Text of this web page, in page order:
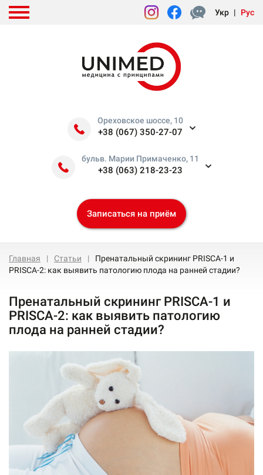
Укр | Рус
Ореховское шоссе, 10
+38 (067) 350-27-07
бульв. Марии Примаченко, 11
+38 (063) 218-23-23
Записаться на приём
Главная Статьи
Пренатальный скрининг PRISCA-1 и
PRISCA-2: как выявить патологию плода на ранней стадии?
Пренатальный скрининг PRISCA-1 и
PRISCA-2: как выявить патологию
плода на ранней стадии?